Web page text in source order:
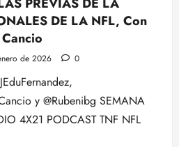
DE LA NFL, Con
de 2026 0
y @Rubenibg SEMANA
4X21 PODCAST TNF NFL